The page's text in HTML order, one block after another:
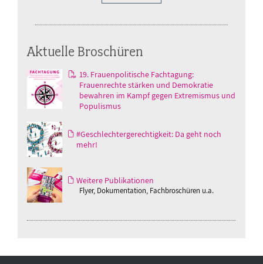
Aktuelle Broschüren
19. Frauenpolitische Fachtagung:
Frauenrechte stärken und Demokratie
bewahren im Kampf gegen Extremismus und
Populismus
#Geschlechtergerechtigkeit: Da geht noch
mehr!
Weitere Publikationen
Flyer, Dokumentation, Fachbroschüren u.a.